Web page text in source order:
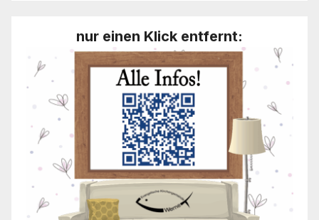
nur einen Klick entfernt: